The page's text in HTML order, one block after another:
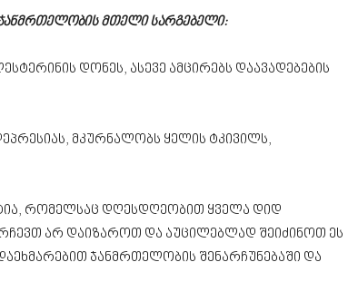
ჯანმრთელობის მთელი სარგებელი:
დონეს, ასევე ამცირებს დაავადებების
მკურნალობს ყელის ტკივილს,
რომელსაც დღესდღეობით ყველა დიდ
არ დაიზაროთ და აუცილებლად შეიძინოთ ეს
ჯანმრთელობის შენარჩუნებაში და